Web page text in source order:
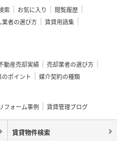
索 お気に入り
閲覧履歴
業者の選び方
賃貸用語集
動産売却実績
売却業者の選び方
ポイント 媒介契約の種類
フォーム事例 賃貸管理ブログ
賃貸物件検索